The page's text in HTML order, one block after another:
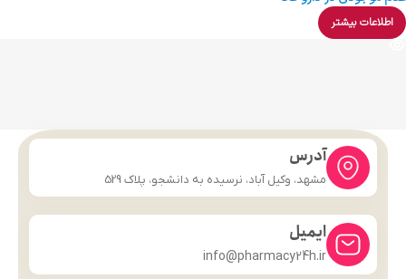
اطلاعات بیشتر
آدرس
مشهد، وکیل آباد، نرسیده به دانشجو، پلاک 529
ایمیل
info@pharmacy24h.ir